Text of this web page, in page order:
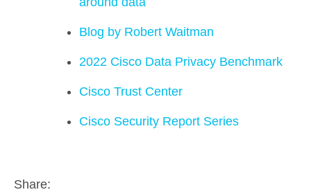
Blog by Robert Waitman
2022 Cisco Data Privacy Benchmark
Cisco Trust Center
Cisco Security Report Series
Share: